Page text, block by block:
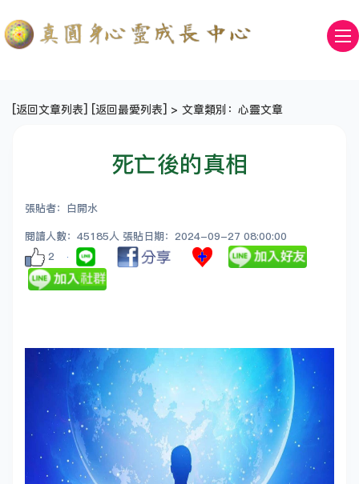
[返回文章列表] [返回最愛列表] > 文章類別：心靈文章
死亡後的真相
張貼者：白開水
閱讀人數：45185人 張貼日期：2024-09-27 08:00:00
2